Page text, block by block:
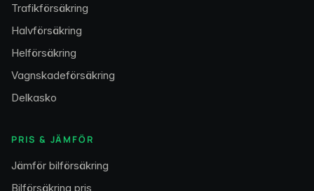
Trafikförsäkring
Halvförsäkring
Helförsäkring
Vagnskadeförsäkring
Delkasko
PRIS & JÄMFÖR
Jämför bilförsäkring
Bilförsäkring pris